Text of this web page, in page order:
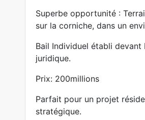
Superbe opportunité :
sur la corniche, dans un
Bail Individuel établi
juridique.
Prix: 200millions
Parfait pour un projet
stratégique.